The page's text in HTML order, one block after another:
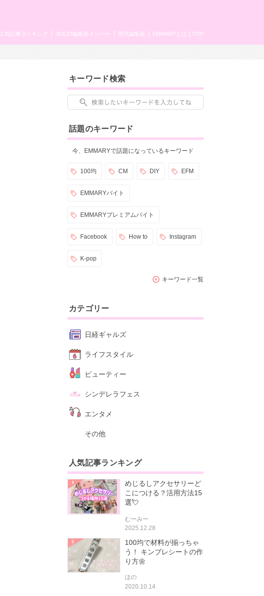
TOP
EMMARYとは
歴代編集長
JK&JD編集部メンバー
人気記事ランキング
キーワード検索
話題のキーワード
今、EMMARYで話題になっているキーワード
100均 CM DIY EFM
EMMARYバイト
EMMARYプレミアムバイト
Facebook How to Instagram
K-pop
キーワード一覧
カテゴリー
日経ギャルズ
ライフスタイル
ビューティー
シンデレラフェス
エンタメ
その他
人気記事ランキング
めじるしアクセサリーど
こにつける？活用方法15
選💘
むーみー
2025.12.28
100均で材料が揃っちゃ
う！ キンブレシートの作
り方🌼
ほの
2020.10.14